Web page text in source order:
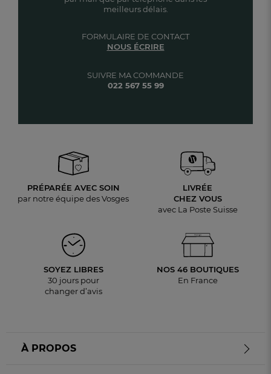
meilleurs délais.
SUIVRE MA COMMANDE
022 567 55 99
FORMULAIRE DE CONTACT
NOUS ÉCRIRE
PRÉPARÉE AVEC SOIN
par notre équipe des Vosges
LIVRÉE
CHEZ VOUS
avec La Poste Suisse
SOYEZ LIBRES
30 jours pour
changer d’avis
NOS 46 BOUTIQUES
En France
À PROPOS